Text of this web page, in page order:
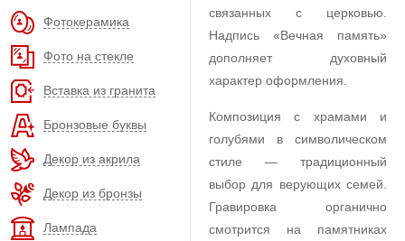
Фотокерамика
Фото на стекле
Вставка из гранита
Бронзовые буквы
Декор из акрила
Декор из бронзы
Лампада
связанных с церковью.
Надпись «Вечная память»
дополняет духовный
характер оформления.
Композиция с храмами и
голубями в символическом
стиле — традиционный
выбор для верующих семей.
Гравировка органично
смотрится на памятниках